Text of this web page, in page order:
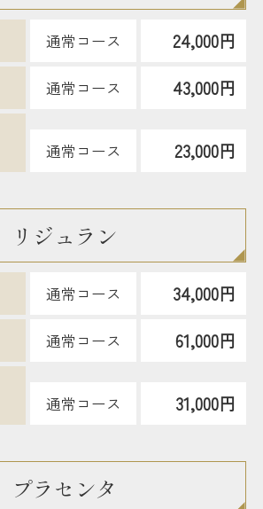
通常コース 24,000円
通常コース 43,000円
通常コース 23,000円
リジュラン
通常コース 34,000円
通常コース 61,000円
通常コース 31,000円
プラセンタ